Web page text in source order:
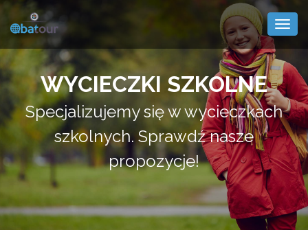
WYCIECZKI SZKOLNE
Specjalizujemy się w wycieczkach
szkolnych. Sprawdź nasze
propozycje!